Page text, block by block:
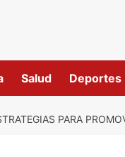
Salud Deportes
PARA